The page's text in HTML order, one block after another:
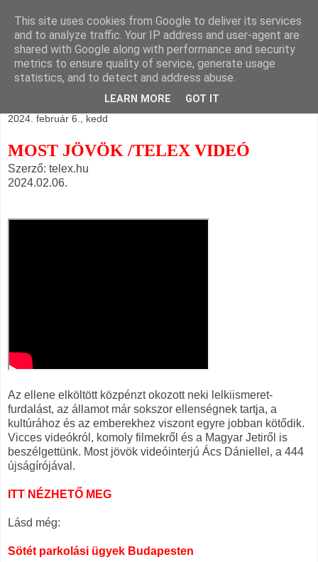
BLOGÁSZAT, napi
blogjava
2024. február 6., kedd
MOST JÖVÖK /TELEX VIDEÓ
Szerző: telex.hu
2024.02.06.
Az ellene elköltött közpénzt okozott neki lelkiismeret-
furdalást, az államot már sokszor ellenségnek tartja, a
kultúrához és az emberekhez viszont egyre jobban kötődik.
Vicces videókról, komoly filmekről és a Magyar Jetiről is
beszélgettünk. Most jövök videóinterjú Ács Dániellel, a 444
újságírójával.
ITT NÉZHETŐ MEG
Lásd még:
Sötét parkolási ügyek Budapesten
This site uses cookies from Google to deliver its services
and to analyze traffic. Your IP address and user-agent are
shared with Google along with performance and security
metrics to ensure quality of service, generate usage
statistics, and to detect and address abuse.
LEARN MORE GOT IT